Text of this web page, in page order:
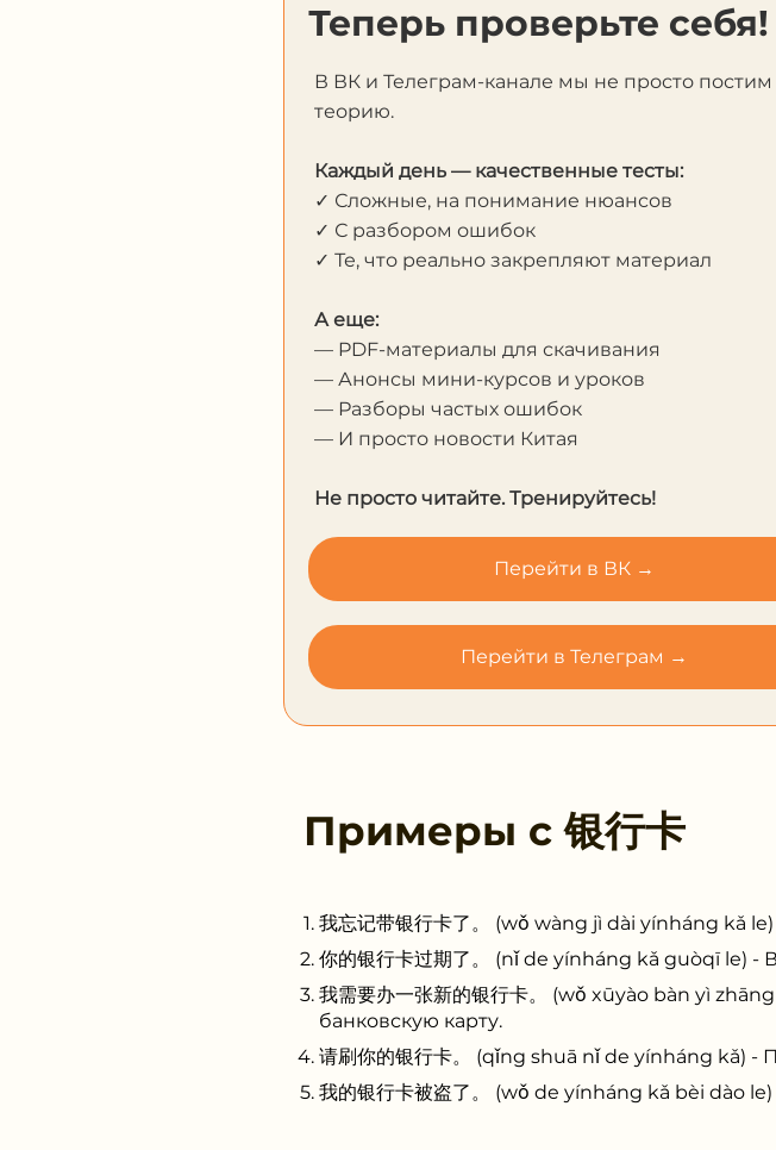
Теперь проверьте себя!
В ВК и Телеграм-канале мы не просто постим
теорию.
Каждый день — качественные тесты:
✓ Сложные, на понимание нюансов
✓ С разбором ошибок
✓ Те, что реально закрепляют материал
А еще:
— PDF-материалы для скачивания
— Анонсы мини-курсов и уроков
— Разборы частых ошибок
— И просто новости Китая
Не просто читайте. Тренируйтесь!
Перейти в ВК →
Перейти в Телеграм →
Примеры с银行卡
我忘记带银行卡了。 (wǒ wàng jì dài yínháng kǎ
你的银行卡过期了。 (nǐ de yínháng kǎ guòqī le)
我需要办一张新的银行卡。 (wǒ xūyào bàn yì
банковскую карту.
请刷你的银行卡。 (qǐng shuā nǐ de yínháng kǎ)
我的银行卡被盗了。 (wǒ de yínháng kǎ bèi dào